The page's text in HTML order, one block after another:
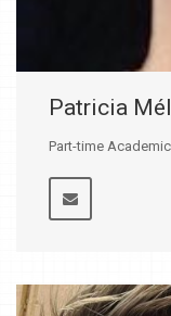
Patricia
Part-time